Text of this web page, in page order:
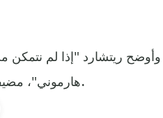
وأوضح ريتشارد "إذا لم نتمكن
هارموني"، مضيفا أن الترحيل من أندرويد إلى النظام الجديد لا يمثل صعوبة كبيرة.